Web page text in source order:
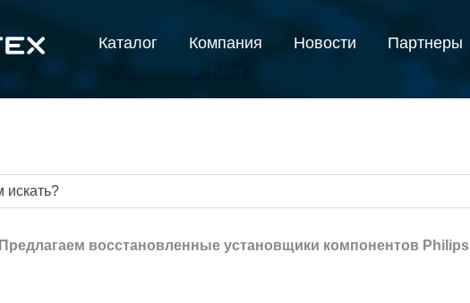
Каталог
Компания
► Блог
Новости Партнеры
Предлагаем восстановленные установщики компонентов Philips